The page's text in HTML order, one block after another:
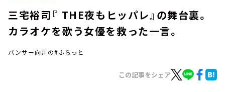
三宅裕司『 THE夜もヒッパレ』の舞台裏。
カラオケを歌う女優を救った一言。
パンサー向井の#ふらっと
この記事をシェア